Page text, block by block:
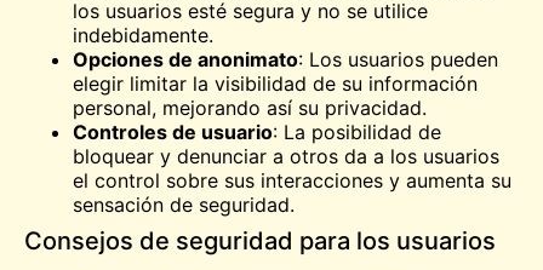
los usuarios esté segura y no se utilice
indebidamente.
Opciones de anonimato: Los usuarios pueden
elegir limitar la visibilidad de su información
personal, mejorando así su privacidad.
Controles de usuario: La posibilidad de
bloquear y denunciar a otros da a los usuarios
el control sobre sus interacciones y aumenta su
sensación de seguridad.
Consejos de seguridad para los usuarios